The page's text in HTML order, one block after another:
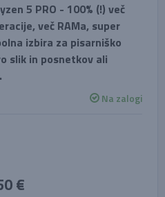
5 PRO - 100% (!) več
več RAMa, super
izbira za pisarniško
slik in posnetkov ali
Na zalogi
€